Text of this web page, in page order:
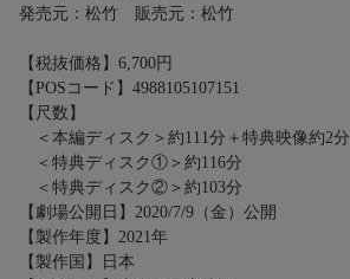
発売元：松竹 販売元：松竹
【税抜価格】6,700円
【POSコード】4988105107151
【尺数】
＜本編ディスク＞約111分＋特典映像約2分
＜特典ディスク①＞約116分
＜特典ディスク②＞約103分
【劇場公開日】2020/7/9（金）公開
【製作年度】2021年
【製作国】日本